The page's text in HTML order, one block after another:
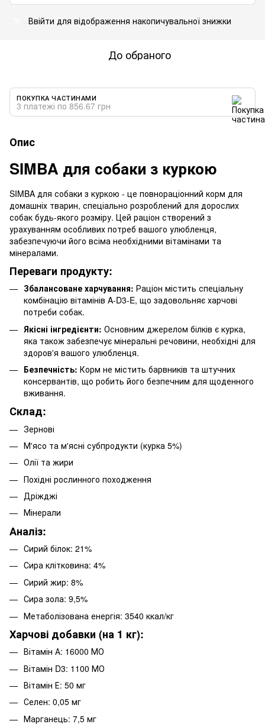
Ввійти для відображення накопичувальної знижки
До обраного
ПОКУПКА ЧАСТИНАМИ
3 платежі по 856.67 грн
Опис
SIMBA для собаки з куркою
SIMBA для собаки з куркою - це повнораціонний корм для
домашніх тварин, спеціально розроблений для дорослих
собак будь-якого розміру. Цей раціон створений з
урахуванням особливих потреб вашого улюбленця,
забезпечуючи його всіма необхідними вітамінами та
мінералами.
Переваги продукту:
Збалансоване харчування: Раціон містить спеціальну
комбінацію вітамінів A-D3-E, що задовольняє харчові
потреби собак.
Якісні інгредієнти: Основним джерелом білків є курка,
яка також забезпечує мінеральні речовини, необхідні для
здоров'я вашого улюбленця.
Безпечність: Корм не містить барвників та штучних
консервантів, що робить його безпечним для щоденного
вживання.
Склад:
Зернові
М'ясо та м'ясні субпродукти (курка 5%)
Олії та жири
Похідні рослинного походження
Дріжджі
Мінерали
Аналіз:
Сирий білок: 21%
Сира клітковина: 4%
Сирий жир: 8%
Сира зола: 9,5%
Метаболізована енергія: 3540 ккал/кг
Харчові добавки (на 1 кг):
Вітамін А: 16000 МО
Вітамін D3: 1100 МО
Вітамін Е: 50 мг
Селен: 0,05 мг
Марганець: 7,5 мг